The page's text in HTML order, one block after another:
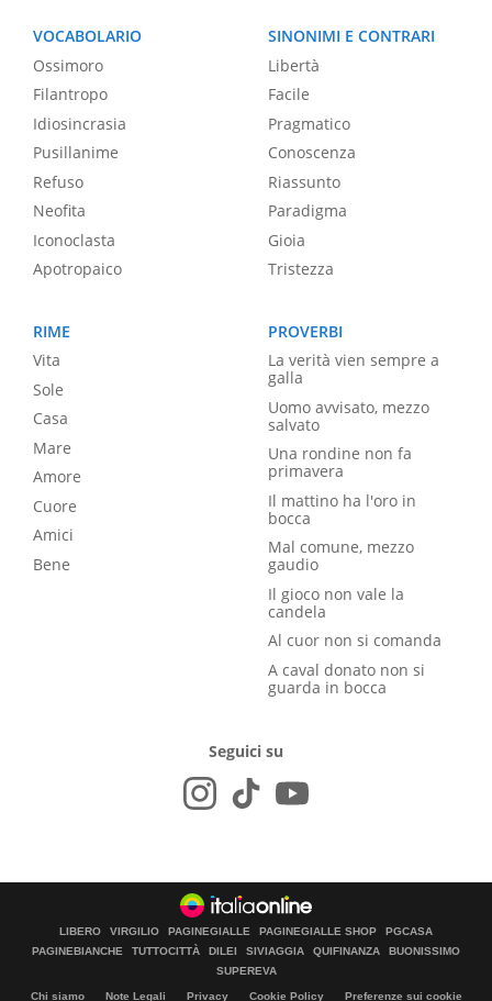
VOCABOLARIO
Ossimoro
Filantropo
Idiosincrasia
Pusillanime
Refuso
Neofita
Iconoclasta
Apotropaico
SINONIMI E CONTRARI
Libertà
Facile
Pragmatico
Conoscenza
Riassunto
Paradigma
Gioia
Tristezza
RIME
Vita
Sole
Casa
Mare
Amore
Cuore
Amici
Bene
PROVERBI
La verità vien sempre a
galla
Uomo avvisato, mezzo
salvato
Una rondine non fa
primavera
Il mattino ha l'oro in
bocca
Mal comune, mezzo
gaudio
Il gioco non vale la
candela
Al cuor non si comanda
A caval donato non si
guarda in bocca
Seguici su
LIBERO VIRGILIO PAGINEGIALLE PAGINEGIALLE SHOP
PGCASA
PAGINEBIANCHE
TUTTOCITTÀ DILEI SIVIAGGIA QUIFINANZA
BUONISSIMO
SUPEREVA
Chi siamo Note Legali Privacy Cookie Policy Preferenze sui cookie